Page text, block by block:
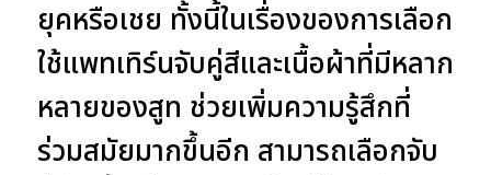
ยุคหรือเชย ทั้งนี้ในเรื่องของการเลือก
ใช้แพทเทิร์นจับคู่สีและเนื้อผ้าที่มีหลาก
หลายของสูท ช่วยเพิ่มความรู้สึกที่
ร่วมสมัยมากขึ้นอีก สามารถเลือกจับ